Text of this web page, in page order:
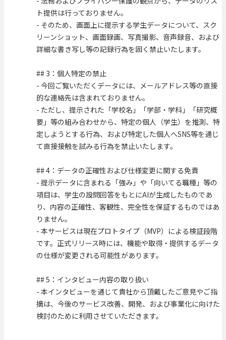
ト提供は行っておりません。
- そのため、画面上に提示する学生データについて、スク
リーンショット、画面録画、写真撮影、音声録音、および
詳細な書き写し等の記録行為を固く禁止いたします。
## 3：個人特定の禁止
- 今回ご覧いただくデータには、メールアドレス等の直接
的な連絡先は含まれておりません。
- ただし、提示された「学校名」「学部・学科」「研究概
要」等の組み合わせから、特定の個人（学生）を推測、特
定しようとする行為、および特定した個人へSNS等を通じ
て直接接触を試みる行為を禁止いたします。
## 4：データの正確性および仕様変更に関する免責
- 提示データに含まれる「強み」や「向いてる職種」等の
項目は、学生の設問回答をもとにAIが生成したものであ
り、内容の正確性、客観性、完全性を保証するものではあ
りません。
- 本サービスは現在プロトタイプ（MVP）による検証段階
です。正式リリース時には、機能や取得・提供するデータ
の仕様が変更される可能性があります。
## 5：インタビュー内容の取り扱い
- 本インタビューを通じて貴社から頂戴したご意見やご指
摘は、今後のサービス改善、開発、および事業化に向けた
検討のために利用させていただきます。